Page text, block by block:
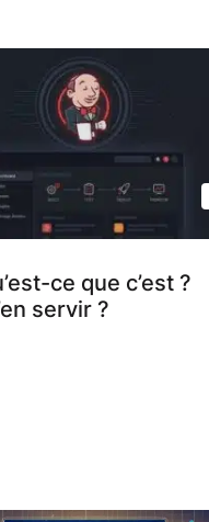
ce que c’est ?
servir ?